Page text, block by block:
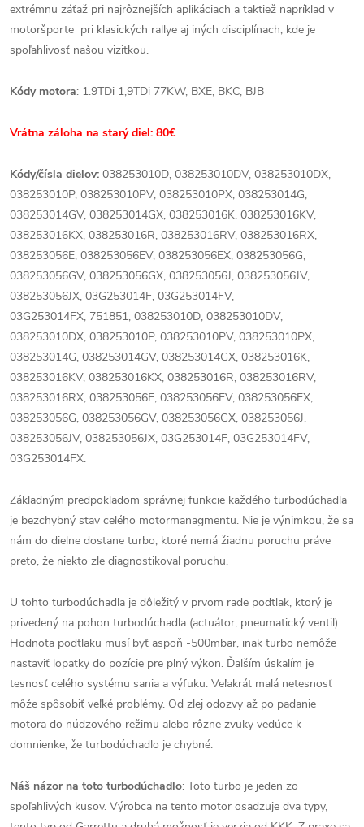
extrémnu záťaž pri najrôznejších aplikáciach a taktiež napríklad v
motoršporte pri klasických rallye aj iných disciplínach, kde je
spoľahlivosť našou vizitkou.
Kódy motora: 1.9TDi 1,9TDi 77KW, BXE, BKC, BJB
Vrátna záloha na starý diel: 80€
Kódy/čísla dielov: 038253010D, 038253010DV, 038253010DX,
038253010P, 038253010PV, 038253010PX, 038253014G,
038253014GV, 038253014GX, 038253016K, 038253016KV,
038253016KX, 038253016R, 038253016RV, 038253016RX,
038253056E, 038253056EV, 038253056EX, 038253056G,
038253056GV, 038253056GX, 038253056J, 038253056JV,
038253056JX, 03G253014F, 03G253014FV,
03G253014FX, 751851, 038253010D, 038253010DV,
038253010DX, 038253010P, 038253010PV, 038253010PX,
038253014G, 038253014GV, 038253014GX, 038253016K,
038253016KV, 038253016KX, 038253016R, 038253016RV,
038253016RX, 038253056E, 038253056EV, 038253056EX,
038253056G, 038253056GV, 038253056GX, 038253056J,
038253056JV, 038253056JX, 03G253014F, 03G253014FV,
03G253014FX.
Základným predpokladom správnej funkcie každého turbodúchadla
je bezchybný stav celého motormanagmentu. Nie je výnimkou, že sa
nám do dielne dostane turbo, ktoré nemá žiadnu poruchu práve
preto, že niekto zle diagnostikoval poruchu.
U tohto turbodúchadla je dôležitý v prvom rade podtlak, ktorý je
privedený na pohon turbodúchadla (actuátor, pneumatický ventil).
Hodnota podtlaku musí byť aspoň -500mbar, inak turbo nemôže
nastaviť lopatky do pozície pre plný výkon. Ďalším úskalím je
tesnosť celého systému sania a výfuku. Veľakrát malá netesnosť
môže spôsobiť veľké problémy. Od zlej odozvy až po padanie
motora do núdzového režimu alebo rôzne zvuky vedúce k
domnienke, že turbodúchadlo je chybné.
Náš názor na toto turbodúchadlo: Toto turbo je jeden zo
spoľahlivých kusov. Výrobca na tento motor osadzuje dva typy,